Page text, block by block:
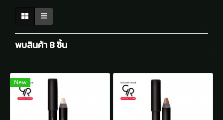
พบสินค้า 8 ชิ้น
New